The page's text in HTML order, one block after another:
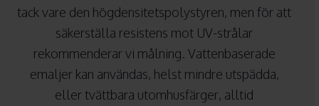
tack vare den högdensitetspolystyren, men för att
säkerställa resistens mot UV-strålar
rekommenderar vi målning. Vattenbaserade
emaljer kan användas, helst mindre utspädda,
eller tvättbara utomhusfärger, alltid